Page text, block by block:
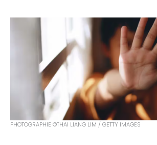
PHOTOGRAPHIE ©THAI LIANG LIM / GETTY IMAGES